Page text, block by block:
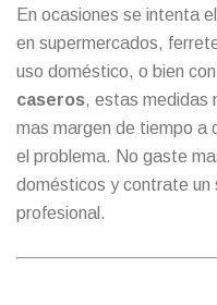
En ocasiones se intenta
en supermercados,
uso doméstico, o bien
caseros, estas medidas
mas margen de tiempo a
el problema. No gaste
domésticos y contrate un
profesional.